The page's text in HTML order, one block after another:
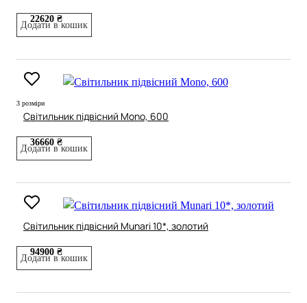
22620 ₴
Додати в кошик
3 розміри
Світильник підвісний Mono, 600
36660 ₴
Додати в кошик
Світильник підвісний Munari 10*, золотий
94900 ₴
Додати в кошик